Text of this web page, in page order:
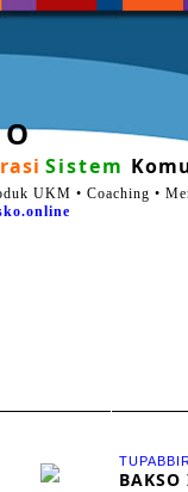
O
Sistem
UKM • Coaching •